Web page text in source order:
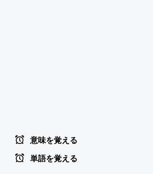
意味を覚える
単語を覚える